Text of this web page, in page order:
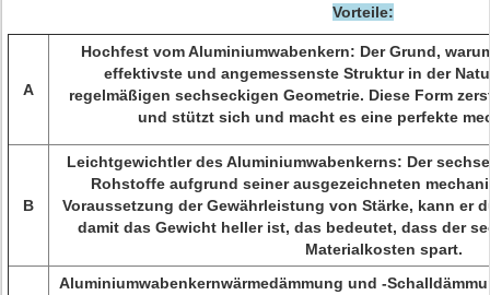
Vorteile:
A
Hochfest vom Aluminiumwabenkern: Der Grund,
effektivste und angemessenste Struktur in der
regelmäßigen sechseckigen Geometrie. Diese Form
und stützt sich und macht es eine perfekte
B
Leichtgewichtler des Aluminiumwabenkerns: Der
Rohstoffe aufgrund seiner ausgezeichneten
Voraussetzung der Gewährleistung von Stärke, kann er
damit das Gewicht heller ist, das bedeutet, dass der
Materialkosten spart.
Aluminiumwabenkernwärmedämmung und -